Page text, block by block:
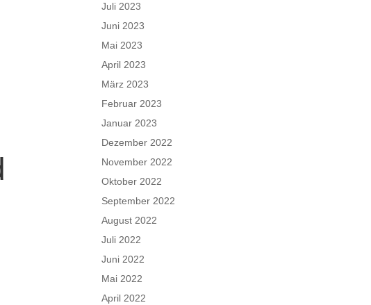
Juli 2023
Juni 2023
Mai 2023
April 2023
März 2023
Februar 2023
Januar 2023
Dezember 2022
November 2022
Oktober 2022
September 2022
August 2022
Juli 2022
Juni 2022
Mai 2022
April 2022